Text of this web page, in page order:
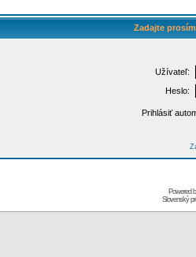
Zadajte
Užívateľ:
Heslo:
Prihlásiť
Powered
Slovenský